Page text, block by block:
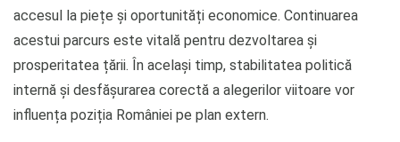
accesul la piețe și oportunități economice. Continuarea
acestui parcurs este vitală pentru dezvoltarea și
prosperitatea țării. În același timp, stabilitatea politică
internă și desfășurarea corectă a alegerilor viitoare vor
influența poziția României pe plan extern.